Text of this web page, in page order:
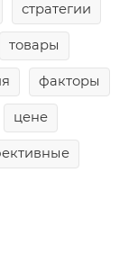
стратегии
товары
факторы
цене